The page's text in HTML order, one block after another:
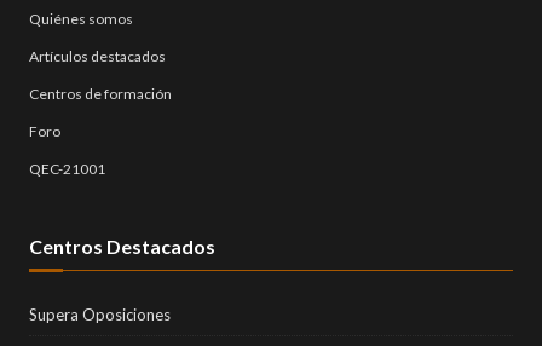
Quiénes somos
Artículos destacados
Centros de formación
Foro
QEC-21001
Centros Destacados
Supera Oposiciones